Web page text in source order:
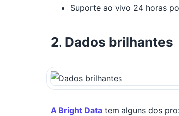
Suporte ao vivo 24 horas
2. Dados brilhantes
A Bright Data tem alguns dos